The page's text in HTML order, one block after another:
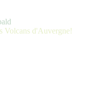
Volcans d'Auvergne!